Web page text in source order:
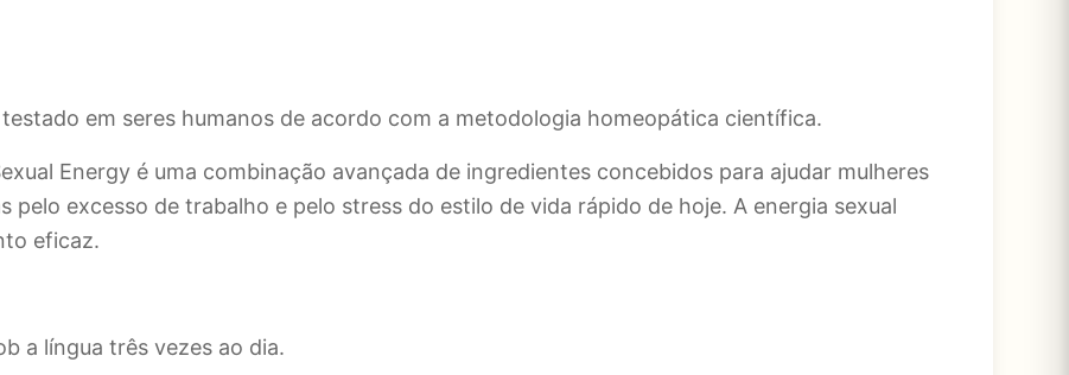
em seres humanos de acordo com a metodologia homeopática científica.
Energy é uma combinação avançada de ingredientes concebidos para ajudar mulheres
pelo excesso de trabalho e pelo stress do estilo de vida rápido de hoje. A energia sexual
eficaz.
a língua três vezes ao dia.